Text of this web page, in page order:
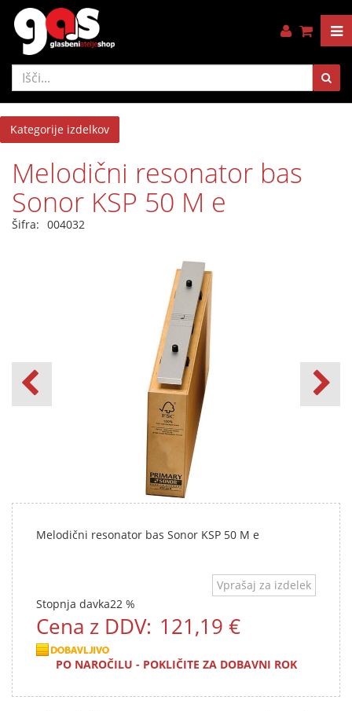
Kategorije izdelkov
Melodični resonator bas
Sonor KSP 50 M e
Šifra: 004032
Melodični resonator bas Sonor KSP 50 M e
Vprašaj za izdelek
Stopnja davka22 %
Cena z DDV: 121,19 €
PO NAROČILU - POKLIČITE ZA DOBAVNI ROK